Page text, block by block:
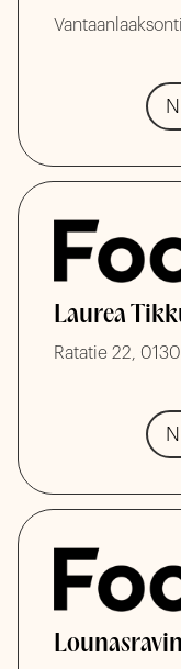
Laurea
Ratatie 22,